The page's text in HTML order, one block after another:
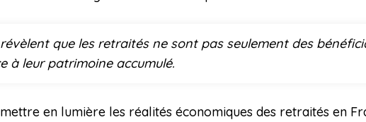
révèlent que les retraités ne sont pas seulement des
à leur patrimoine accumulé.
en lumière les réalités économiques des retraités en